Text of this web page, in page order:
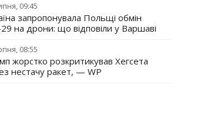
09:45
запропонувала Польщі обмін
на дрони: що відповіли у Варшаві
08:55
жорстко розкритикував Хегсета
нестачу ракет, — WP